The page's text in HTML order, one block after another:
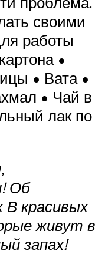
своими
работы
•
• Вата •
• Чай в
лак по
Об
В красивых
живут в
запах!